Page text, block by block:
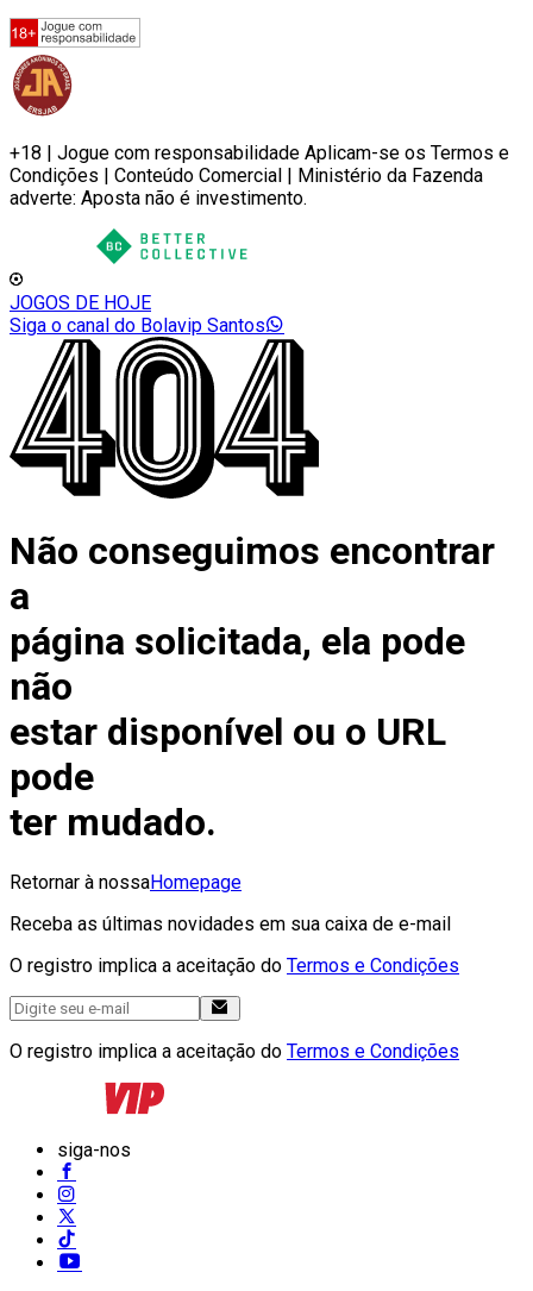
+18 | Jogue com responsabilidade Aplicam-se os Termos e
Condições | Conteúdo Comercial | Ministério da Fazenda
adverte: Aposta não é investimento.
JOGOS DE HOJE
Siga o canal do Bolavip Santos
Não conseguimos encontrar
a
página solicitada, ela pode
não
estar disponível ou o URL
pode
ter mudado.
Retornar à nossaHomepage
Receba as últimas novidades em sua caixa de e-mail
O registro implica a aceitação do Termos e Condições
O registro implica a aceitação do Termos e Condições
siga-nos